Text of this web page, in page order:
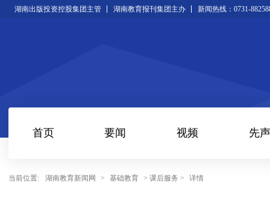
湖南出版投资控股集团主管 湖南教育报刊集团主办 新闻热线：0731-
首页 要闻 视频 先声
当前位置: 湖南教育新闻网 > 基础教育 > 课后服务 > 详情